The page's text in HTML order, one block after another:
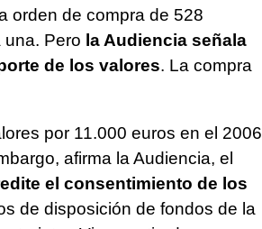
orden de compra de 528
Pero la Audiencia señala
de los valores. La compra
por 11.000 euros en el 2006
afirma la Audiencia, el
el consentimiento de los
de disposición de fondos de la